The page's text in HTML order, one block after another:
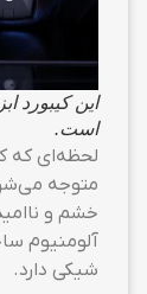
این کیبورد
است.
متوجه
خشم و
آلومنیوم
شیکی دارد.